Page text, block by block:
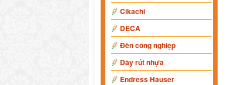
Cikachi
DECA
Đèn công nghiệp
Dây rút nhựa
Endress Hauser